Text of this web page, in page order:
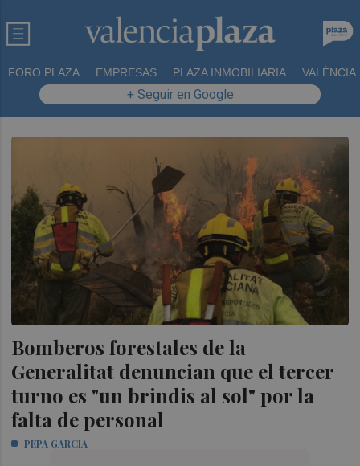
FORO PLAZA EMPRESAS PLAZA INMOBILIARIA VALÈNCIA
+ Seguir en Google
Bomberos forestales de la
Generalitat denuncian que el tercer
turno es "un brindis al sol" por la
falta de personal
PEPA GARCIA